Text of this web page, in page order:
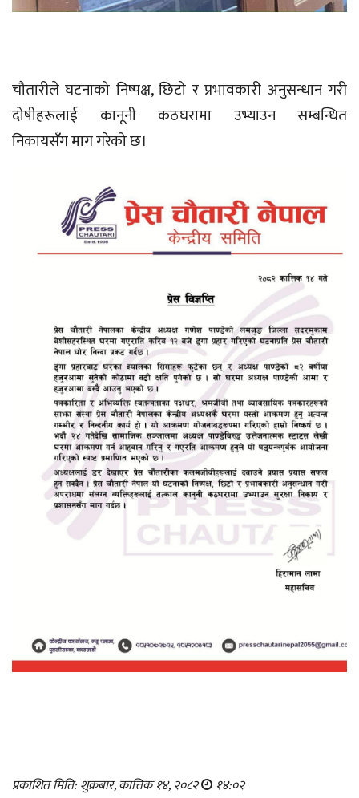
चौतारीले घटनाको निष्पक्ष, छिटो र प्रभावकारी अनुसन्धान गरी
दोषीहरूलाई कानूनी कठघरामा उभ्याउन सम्बन्धित
निकायसँग माग गरेको छ।
प्रकाशित मिति: शुक्रबार, कात्तिक १४, २०८२ १४:०२